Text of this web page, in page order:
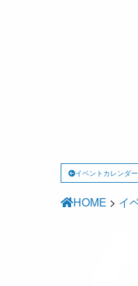
イベントカレンダ
HOME > イ